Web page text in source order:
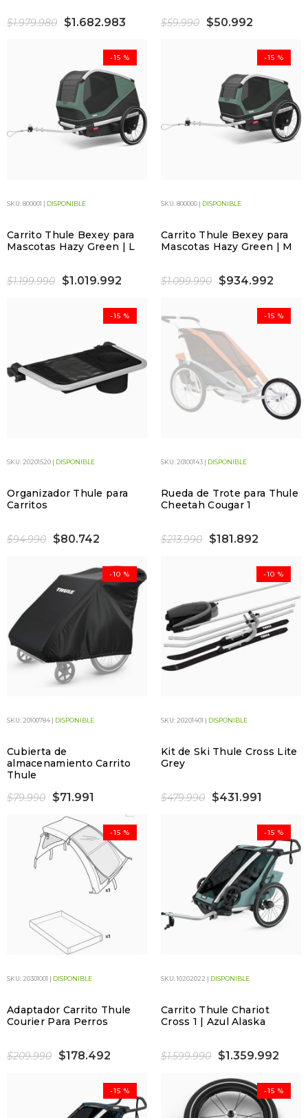
$1.979.980 $1.682.983 $59.990 $50.992
SKU: 800001 | DISPONIBLE
Carrito Thule Bexey para
Mascotas Hazy Green | L
$1.199.990 $1.019.992
-15 %
SKU: 800000 | DISPONIBLE
Carrito Thule Bexey para
Mascotas Hazy Green | M
$1.099.990 $934.992
-15 %
SKU: 20201520 | DISPONIBLE
Organizador Thule para
Carritos
$94.990 $80.742
-15 %
SKU: 20100143 | DISPONIBLE
Rueda de Trote para Thule
Cheetah Cougar 1
$213.990 $181.892
-15 %
SKU: 20100784 | DISPONIBLE
Cubierta de
almacenamiento Carrito
Thule
$79.990
$71.991
-10 %
SKU: 20201401 | DISPONIBLE
Kit de Ski Thule Cross Lite
Grey
$479.990 $431.991
-10 %
SKU: 20301001 | DISPONIBLE
Adaptador Carrito Thule
Courier Para Perros
$209.990 $178.492
-15 %
SKU: 10202022 | DISPONIBLE
Carrito Thule Chariot
Cross 1 | Azul Alaska
$1.599.990 $1.359.992
-15 %
-15 % -15 %